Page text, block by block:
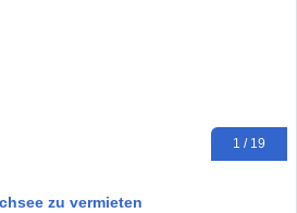
1 / 19
zu vermieten